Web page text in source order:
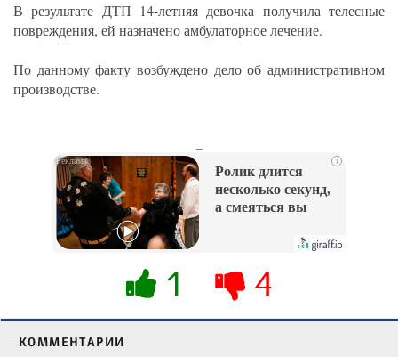
В результате ДТП 14-летняя девочка получила телесные
повреждения, ей назначено амбулаторное лечение.
По данному факту возбуждено дело об административном
производстве.
i
Ролик длится
несколько секунд,
а смеяться вы
1 4
КОММЕНТАРИИ